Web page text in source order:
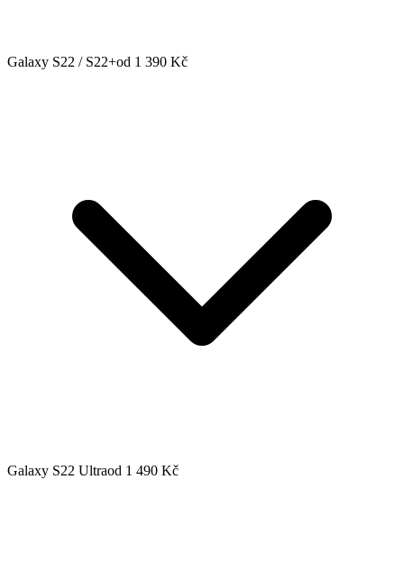
Galaxy S22 / S22+od 1 390 Kč
Galaxy S22 Ultraod 1 490 Kč